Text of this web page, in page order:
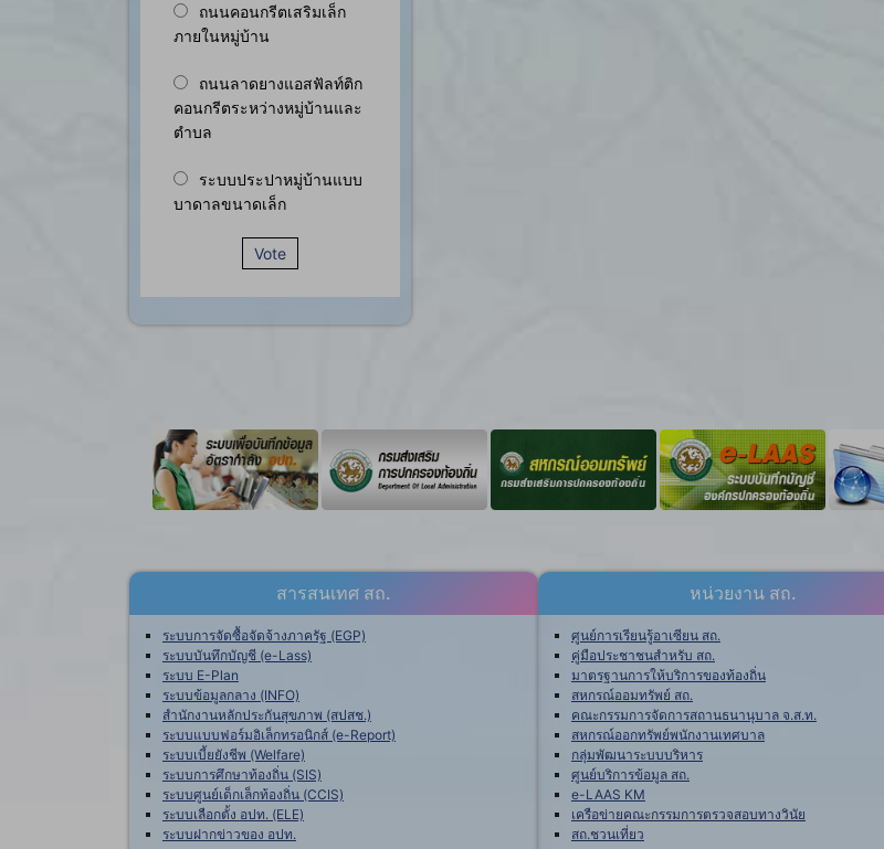
ถนนคอนกรีตเสริมเล็ก
ภายในหมู่บ้าน
ถนนลาดยางแอสฟัลท์ติก
คอนกรีตระหว่างหมู่บ้านและ
ตำบล
ระบบประปาหมู่บ้านแบบ
บาดาลขนาดเล็ก
Vote
สารสนเทศ สถ.
ระบบการจัดซื้อจัดจ้างภาครัฐ (EGP)
ระบบบันทึกบัญชี (e-Lass)
ระบบ E-Plan
ระบบข้อมูลกลาง (INFO)
สำนักงานหลักประกันสุขภาพ (สปสช.)
ระบบแบบฟอร์มอิเล็กทรอนิกส์ (e-Report)
ระบบเบี้ยยังชีพ (Welfare)
ระบบการศึกษาท้องถิ่น (SIS)
ระบบศูนย์เด็กเล็กท้องถิ่น (CCIS)
ระบบเลือกตั้ง อปท. (ELE)
ระบบฝากข่าวของ อปท.
หน่วยงาน สถ.
ศูนย์การเรียนรู้อาเซียน สถ.
คู่มือประชาชนสำหรับ สถ.
มาตรฐานการให้บริการของท้องถิ่น
สหกรณ์ออมทรัพย์ สถ.
คณะกรรมการจัดการสถานธนานุบาล จ.ส.ท.
สหกรณ์ออกทรัพย์พนักงานเทศบาล
กลุ่มพัฒนาระบบบริหาร
ศูนย์บริการข้อมูล สถ.
e-LAAS KM
เครือข่ายคณะกรรมการตรวจสอบทางวินัย
สถ.ชวนเที่ยว